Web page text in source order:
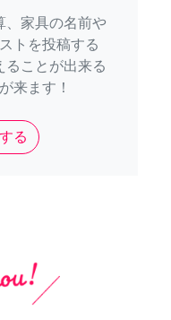
、家具の名前や
トを投稿する
ることが出来る
来ます！
る